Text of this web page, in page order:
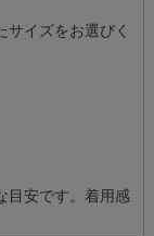
サイズをお選びく
目安です。着用感